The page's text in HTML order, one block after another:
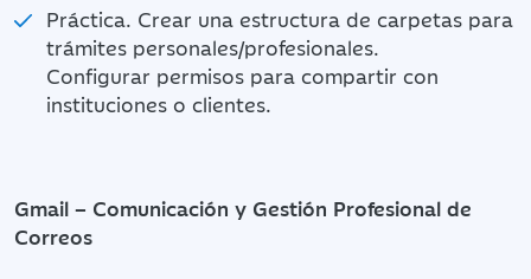
Práctica. Crear una estructura de carpetas para
trámites personales/profesionales.
Configurar permisos para compartir con
instituciones o clientes.
Gmail – Comunicación y Gestión Profesional de
Correos